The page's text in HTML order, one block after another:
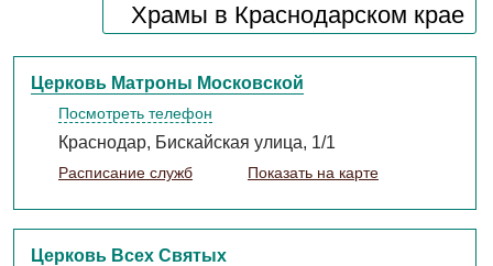
Храмы в Краснодарском крае
Церковь Матроны Московской
Посмотреть телефон
Краснодар, Бискайская улица, 1/1
Расписание служб Показать на карте
Церковь Всех Святых